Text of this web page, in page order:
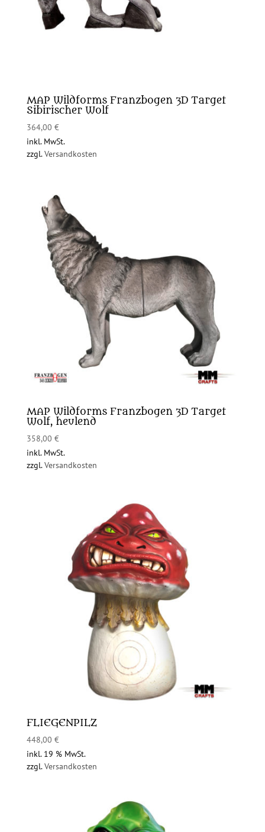
MAP Wildforms Franzbogen 3D Target
Sibirischer Wolf
364,00 €
inkl. MwSt.
zzgl.Versandkosten
MAP Wildforms Franzbogen 3D Target
Wolf, heulend
358,00 €
inkl. MwSt.
zzgl.Versandkosten
FLIEGENPILZ
448,00 €
inkl. 19 % MwSt.
zzgl.Versandkosten